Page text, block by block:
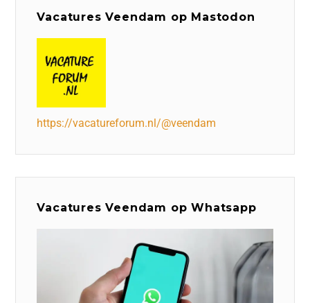
Vacatures Veendam op Mastodon
https://vacatureforum.nl/@veendam
Vacatures Veendam op Whatsapp